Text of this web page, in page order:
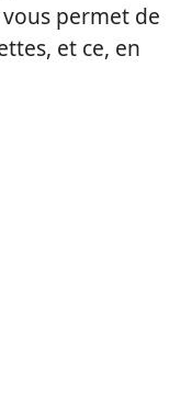
vous permet de
et ce, en